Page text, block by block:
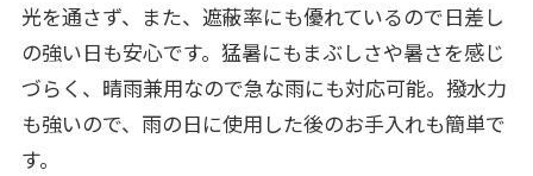
光を通さず、また、遮蔽率にも優れているので日差し
の強い日も安心です。猛暑にもまぶしさや暑さを感じ
づらく、晴雨兼用なので急な雨にも対応可能。撥水力
も強いので、雨の日に使用した後のお手入れも簡単で
す。